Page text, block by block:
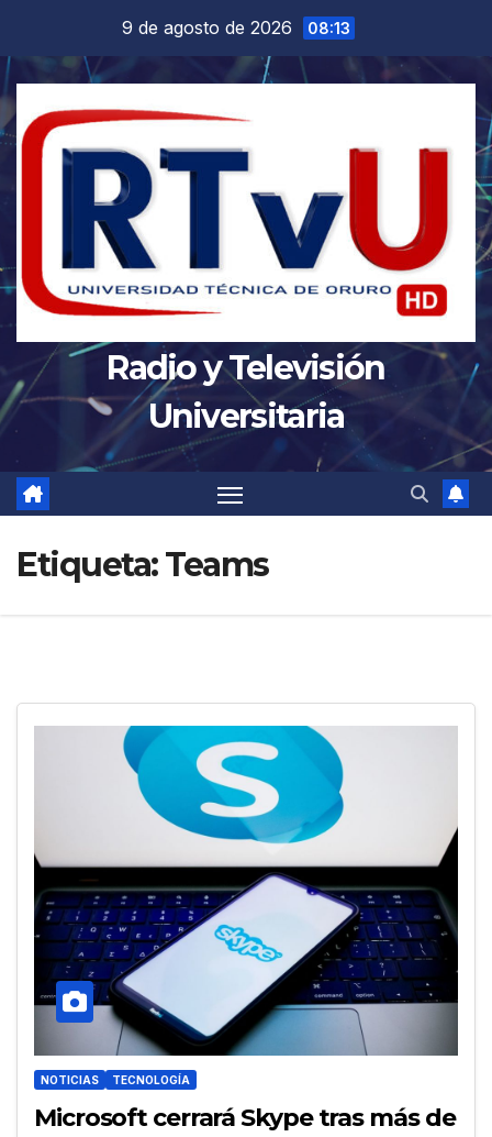
contenido
9 de agosto de 2026 08:13
Radio y Televisión
Universitaria
Etiqueta:Teams
NOTICIAS TECNOLOGÍA
Microsoft cerrará Skype tras más de